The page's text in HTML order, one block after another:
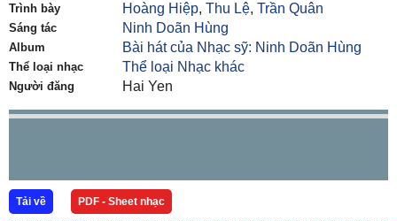
Trình bày Hoàng Hiệp,Thu Lệ,Trần Quân
Sáng tác Ninh Doãn Hùng
Album Bài hát của Nhạc sỹ: Ninh Doãn Hùng
Thể loại nhạc Thể loại Nhạc khác
Người đăng Hai Yen
Tải về PDF - Sheet nhạc